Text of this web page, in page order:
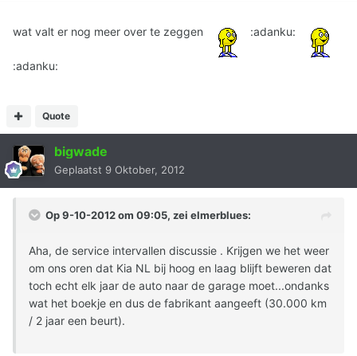
wat valt er nog meer over te zeggen :adanku:
:adanku:
Quote
bigwade
Geplaatst 9 Oktober, 2012
Op 9-10-2012 om 09:05, zei elmerblues:
Aha, de service intervallen discussie . Krijgen we het weer
om ons oren dat Kia NL bij hoog en laag blijft beweren dat
toch echt elk jaar de auto naar de garage moet...ondanks
wat het boekje en dus de fabrikant aangeeft (30.000 km
/ 2 jaar een beurt).